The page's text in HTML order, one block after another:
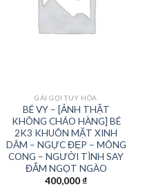
GÁI GỌI TUY HÒA
BÉ VY – [ẢNH THẬT
KHÔNG CHÁO HÀNG] BÉ
2K3 KHUÔN MẶT XINH
DÂM – NGỰC ĐẸP – MÔNG
CONG – NGƯỜI TÌNH SAY
ĐẮM NGỌT NGÀO
400,000₫